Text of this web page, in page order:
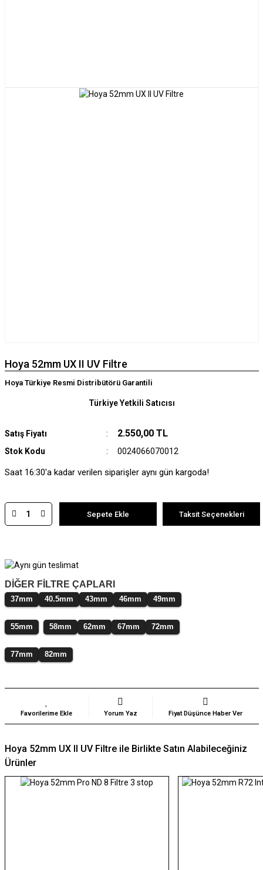
Hoya 52mm UX II UV Filtre
Hoya Türkiye Resmi Distribütörü Garantili
Satış Fiyatı 2.550,00 TL
Stok Kodu 0024066070012
Türkiye Yetkili Satıcısı
Saat 16:30'a kadar verilen siparişler aynı gün kargoda!
Sepete Ekle Taksit Seçenekleri
DİĞER FİLTRE ÇAPLARI
37mm 40.5mm 43mm 46mm 49mm
55mm 58mm 62mm 67mm 72mm
77mm 82mm
Yorum Yaz Fiyat Düşünce Haber Ver
Hoya 52mm UX II UV Filtre ile Birlikte Satın Alabileceğiniz
Ürünler